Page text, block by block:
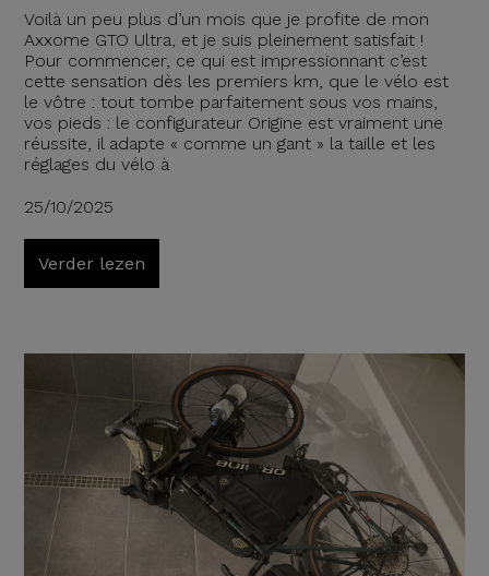
Voilà un peu plus d’un mois que je profite de mon
Axxome GTO Ultra, et je suis pleinement satisfait !
Pour commencer, ce qui est impressionnant c’est
cette sensation dès les premiers km, que le vélo est
le vôtre : tout tombe parfaitement sous vos mains,
vos pieds : le configurateur Origine est vraiment une
réussite, il adapte « comme un gant » la taille et les
réglages du vélo à
25/10/2025
Verder lezen